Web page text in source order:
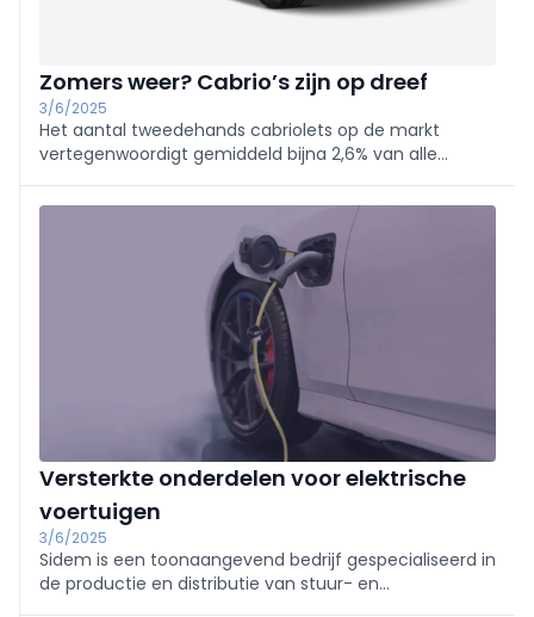
Zomers weer? Cabrio’s zijn op dreef
3/6/2025
Het aantal tweedehands cabriolets op de markt
vertegenwoordigt gemiddeld bijna 2,6% van alle
maanden zoals juli 2024. In de eerste vier maanden
van 2025 steeg het aantal inschrijvingen van
cabriolets met +61%, terwijl het totaal aantal
tweedehandsinschrijvingen slechts met +0,6%
toenam. Dit duidt op een groeiende interesse in
cabriolets bij mooi weer, waardoor ze het beter doen
dan de algemene tweedehandsmarkt.
Versterkte onderdelen voor elektrische
voertuigen
3/6/2025
Sidem is een toonaangevend bedrijf gespecialiseerd in
de productie en distributie van stuur- en